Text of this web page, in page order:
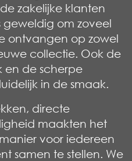
zakelijke klanten
geweldig om zoveel
ontvangen op zowel
collectie. Ook de
en de scherpe
in de smaak.
directe
maakten het
voor iedereen
samen te stellen. We